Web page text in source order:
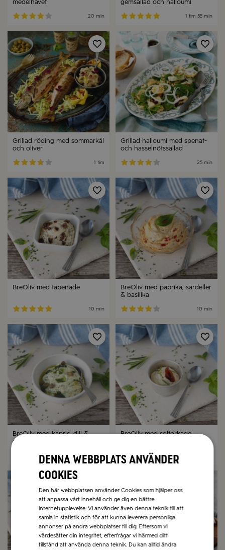
medelhavet
20 min
gemsallad och halloumi
1 tim 55 min
Grillad röding med sommarkål
och oliver
1 tim
Grillad halloumi med spenat-
och hasselnötssallad
25 min
BreOliv med tapenade
10 min
BreOliv med paprika, sardeller
& basilika
10 min
BreOliv med kapris, dill &
citron
10 min
BreOliv med soltorkade
Denna webbplats använder
cookies
Den här webbplatsen använder Cookies som hjälper oss
att anpassa vårt innehåll och ge dig en bättre
internetupplevelse. Vi använder även denna teknik till att
samla in statistik och för att kunna leverera personliga
annonser på andra webbplatser till dig. Eftersom vi
värdesätter din integritet, efterfrågar vi härmed ditt
tillstånd att använda denna teknik. Du kan alltid ändra